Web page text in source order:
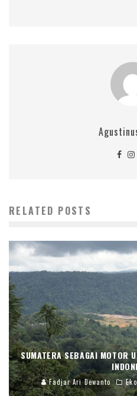
RELATED POSTS
SUMATERA SEBAGAI MOTOR
Fadjar Ari Dewanto